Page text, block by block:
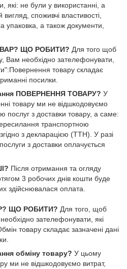
які: не були у використанні, а
споживчі властивості,
упаковка, а також документи,
ЩО РОБИТИ? Для того щоб
Вам необхідно зателефонувати,
товару складає
посилки.
ПОВЕРНЕННЯ ТОВАРУ? У
товару ми не відшкодовуємо
послуг з доставки товару, а саме:
транспортною
з декларацією (ТТН). У разі
з доставки оплачується
Після отримання та огляду
3 робочих днів кошти буде
здійснювалася оплата.
ЩО РОБИТИ? Для того, щоб
зателефонувати, які
товару складає зазначені дані
обміну товару? У цьому
ми не відшкодовуємо витрат,